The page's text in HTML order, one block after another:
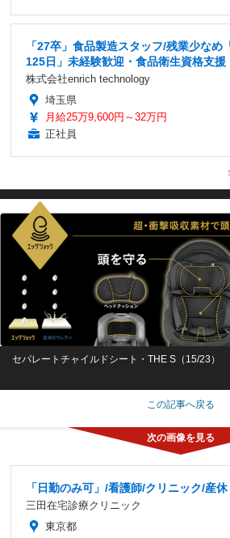
「27卒」食品製造スタッフ/残業少なめ
125日」未経験歓迎・食品衛生資格支援
株式会社enrich technology
埼玉県
月給25万9,600円～32万円
正社員
セパレートチャイルドシート・THE S（15/23）
この記事へ戻る
「日勤のみ可」/看護師/クリニック/産
三田在宅診療クリニック
東京都